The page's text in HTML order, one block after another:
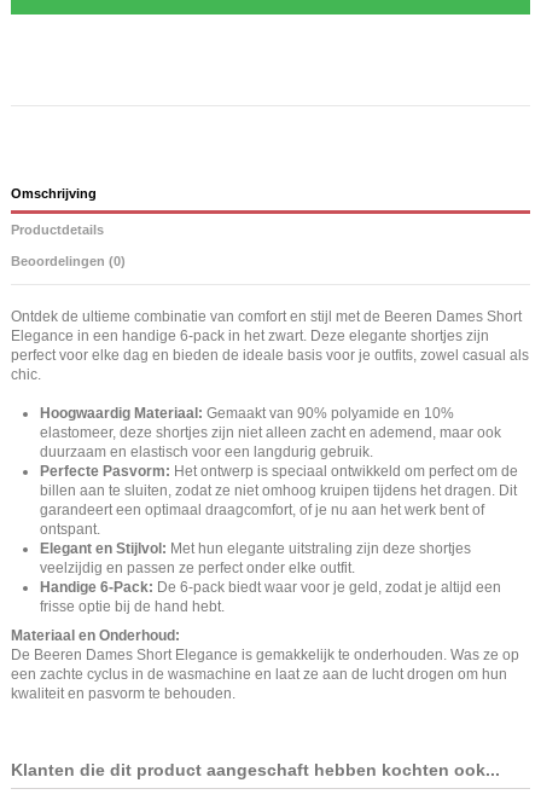
Omschrijving
Productdetails
Beoordelingen (0)
Ontdek de ultieme combinatie van comfort en stijl met de Beeren Dames Short
Elegance in een handige 6-pack in het zwart. Deze elegante shortjes zijn
perfect voor elke dag en bieden de ideale basis voor je outfits, zowel casual als
chic.
Hoogwaardig Materiaal: Gemaakt van 90% polyamide en 10%
elastomeer, deze shortjes zijn niet alleen zacht en ademend, maar ook
duurzaam en elastisch voor een langdurig gebruik.
Perfecte Pasvorm: Het ontwerp is speciaal ontwikkeld om perfect om de
billen aan te sluiten, zodat ze niet omhoog kruipen tijdens het dragen. Dit
garandeert een optimaal draagcomfort, of je nu aan het werk bent of
ontspant.
Elegant en Stijlvol: Met hun elegante uitstraling zijn deze shortjes
veelzijdig en passen ze perfect onder elke outfit.
Handige 6-Pack: De 6-pack biedt waar voor je geld, zodat je altijd een
frisse optie bij de hand hebt.
Materiaal en Onderhoud:
De Beeren Dames Short Elegance is gemakkelijk te onderhouden. Was ze op
een zachte cyclus in de wasmachine en laat ze aan de lucht drogen om hun
kwaliteit en pasvorm te behouden.
Klanten die dit product aangeschaft hebben kochten ook...